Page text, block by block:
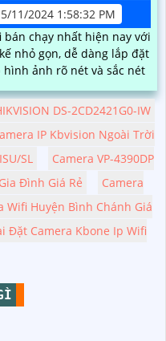
5/11/2024 1:58:32 PM
chạy nhất hiện nay với
giúp hình ảnh rõ nét và sắc nét
DS-2CD2421G0-IW
IP Kbvision Ngoài Trời
SL
Camera VP-4390DP
Đình Giá Rẻ
Camera
Wifi Huyện Bình Chánh Giá
Đặt Camera Kbone Ip Wifi